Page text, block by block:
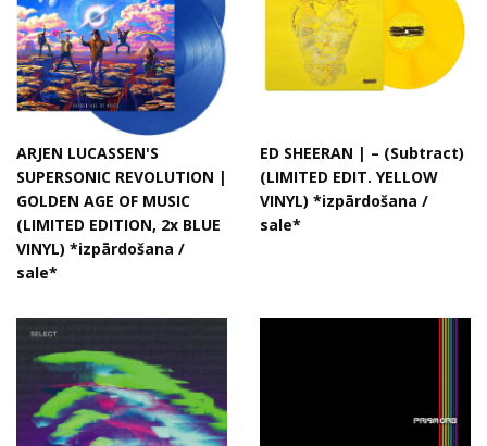
ARJEN LUCASSEN'S
SUPERSONIC REVOLUTION |
GOLDEN AGE OF MUSIC
(LIMITED EDITION, 2x BLUE
VINYL) *izpārdošana /
sale*
ED SHEERAN | – (Subtract)
(LIMITED EDIT. YELLOW
VINYL) *izpārdošana /
sale*